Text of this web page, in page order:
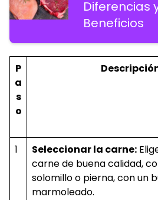
Diferencias
Beneficios
P
a
s
o
1
Seleccionar la carne:
carne de buena calidad,
solomillo o pierna, con un
marmoleado.